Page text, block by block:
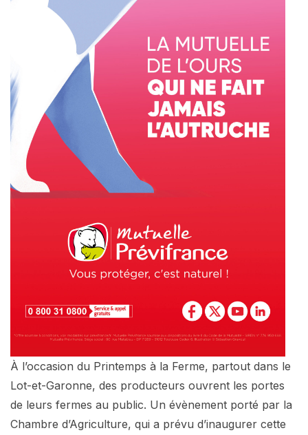
À l’occasion du Printemps à la Ferme, partout dans le
Lot-et-Garonne, des producteurs ouvrent les portes
de leurs fermes au public. Un évènement porté par la
Chambre d’Agriculture, qui a prévu d’inaugurer cette